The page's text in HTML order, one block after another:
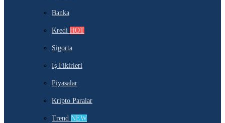
Banka
Kredi HOT
Sigorta
İş Fikirleri
Piyasalar
Kripto Paralar
Trend NEW